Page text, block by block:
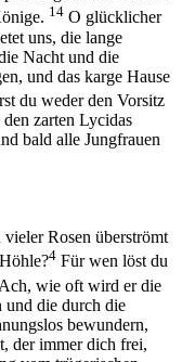
14 O glücklicher
uns, die lange
Nacht und die
und das karge Hause
du weder den Vorsitz
zarten Lycidas
bald alle Jungfrauen
Rosen überströmt
4 Für wen löst du
Ach, wie oft wird er die
und die durch die
bewundern,
der immer dich frei,